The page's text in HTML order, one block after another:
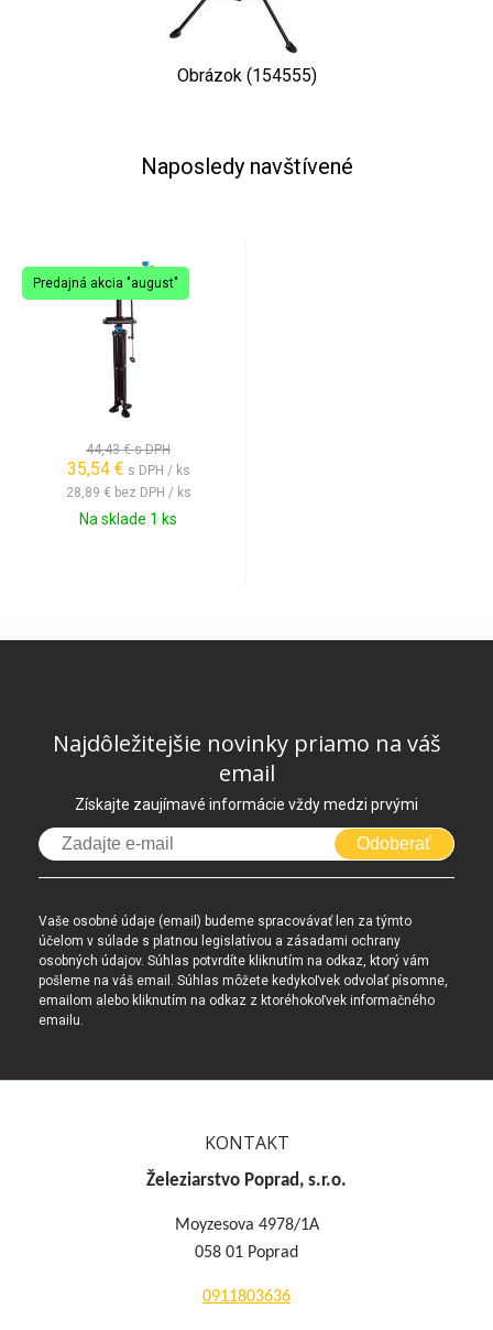
Obrázok (154555)
Naposledy navštívené
Predajná akcia "august"
44,43 €s DPH
35,54 € s DPH / ks
28,89 € bez DPH / ks
Na sklade 1 ks
Najdôležitejšie novinky priamo na váš
email
Získajte zaujímavé informácie vždy medzi prvými
Odoberať
Vaše osobné údaje (email) budeme spracovávať len za týmto
účelom v súlade s platnou legislatívou a zásadami ochrany
osobných údajov. Súhlas potvrdíte kliknutím na odkaz, ktorý vám
pošleme na váš email. Súhlas môžete kedykoľvek odvolať písomne,
emailom alebo kliknutím na odkaz z ktoréhokoľvek informačného
emailu.
KONTAKT
Železiarstvo Poprad, s.r.o.
Moyzesova 4978/1A
058 01 Poprad
0911803636